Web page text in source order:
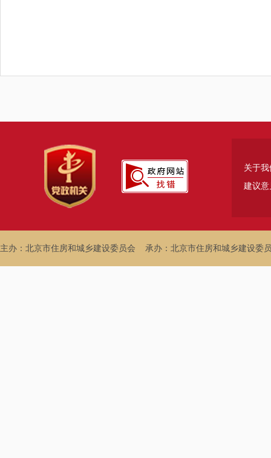
关于我
建议意
主办：北京市住房和城乡建设委员会 承办：北京市住房和城乡建设委